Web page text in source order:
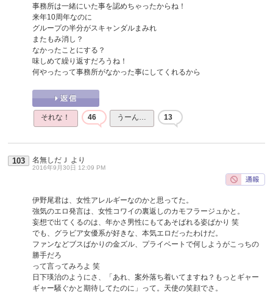
事務所は一緒にいた事を認めちゃったからね！
来年10周年なのに
グループの半分がスキャンダルまみれ
またもみ消し？
なかったことにする？
味しめて繰り返すだろうね！
何やったって事務所がなかった事にしてくれるから
それな！ 46 うーん… 13
103 名無しだＪ より
2016年9月30日 12:09 PM
伊野尾君は、女性アレルギーなのかと思ってた。
強気のエロ発言は、女性コワイの裏返しのカモフラージュかと。
妄想で出てくるのは、年かさ男性にもてあそばれる姿ばかり 笑
でも、グラビア女優系が好きな、本気エロだったわけだ。
ファンなどブスばかりの金ズル、プライベートで何しようがこっちの
勝手だろ
って言ってみろよ 笑
日下瑛治のようにさ、「あれ、案外落ち着いてますね？もっとギャー
ギャー騒ぐかと期待してたのに」って。天使の笑顔でさ。